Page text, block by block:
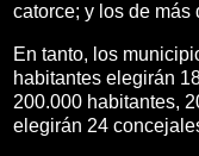
catorce; y los de más
En tanto, los
habitantes elegirán
200.000 habitantes,
elegirán 24